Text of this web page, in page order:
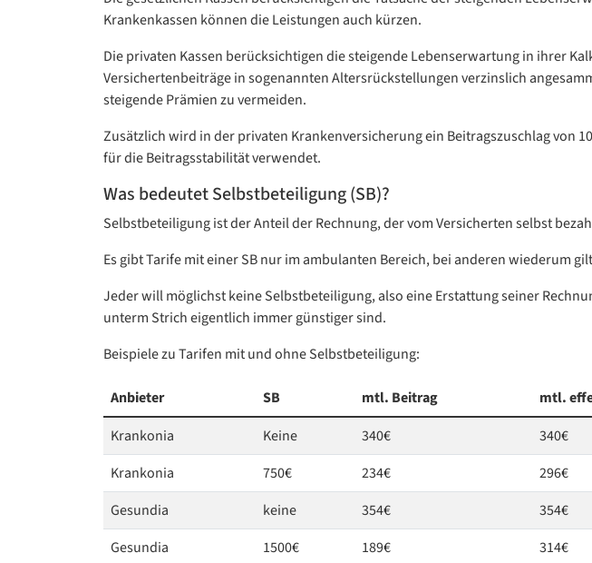
Krankenkassen können die Leistungen auch kürzen.
Die privaten Kassen berücksichtigen die steigende Lebenserwartung in ihrer
Versichertenbeiträge in sogenannten Altersrückstellungen verzinslich
steigende Prämien zu vermeiden.
Zusätzlich wird in der privaten Krankenversicherung ein Beitragszuschlag von
für die Beitragsstabilität verwendet.
Was bedeutet Selbstbeteiligung (SB)?
Selbstbeteiligung ist der Anteil der Rechnung, der vom Versicherten selbst
Es gibt Tarife mit einer SB nur im ambulanten Bereich, bei anderen wiederum
Jeder will möglichst keine Selbstbeteiligung, also eine Erstattung seiner
unterm Strich eigentlich immer günstiger sind.
Beispiele zu Tarifen mit und ohne Selbstbeteiligung:
Anbieter SB mtl. Beitrag mtl.
Krankonia
Keine 340€ 340€
Krankonia
750€ 234€ 296€
Gesundia
keine 354€ 354€
Gesundia
1500€ 189€ 314€